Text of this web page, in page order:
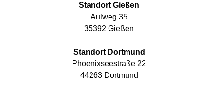
Standort Gießen
Aulweg 35
35392 Gießen
Standort Dortmund
Phoenixseestraße 22
44263 Dortmund